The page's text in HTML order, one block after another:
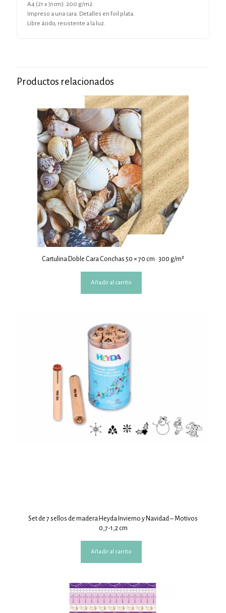
A4 (21 x 31cm). 200 g/m2.
Impreso a una cara. Detalles en foil plata.
Libre ácido, resistente a la luz.
Productos relacionados
Cartulina Doble Cara Conchas 50 × 70 cm · 300 g/m²
Añadir al carrito
Set de 7 sellos de madera Heyda Invierno y Navidad – Motivos
0,7-1,2 cm
Añadir al carrito